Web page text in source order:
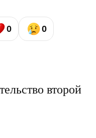
0 0
второй